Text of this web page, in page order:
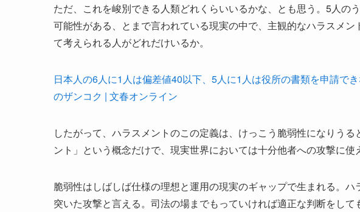
ただ、これを峻別できる人類どれくらいいるかな、とも思う。5人の
可能性がある、とまで言われている現実の中で、主観的なハラスメ
て考えられる人がどれだけいるか。
日本人の6人に1人は偏差値40以下、5人に1人は役所の書類を申請で
のザンコク | 文春オンライン
したがって、ハラスメントのこの定義は、けっこう脆弱性になりう
ント」という概念だけで、現実世界においては十分他者への攻撃に使
脆弱性はしばしば仕様の理想と運用の現実のギャップで生まれる。
突いた攻撃と言える。司法の場までもっていければ適正な判断をし